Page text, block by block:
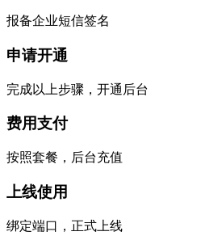
报备企业短信签名
申请开通
完成以上步骤，开通后台
费用支付
按照套餐，后台充值
上线使用
绑定端口，正式上线